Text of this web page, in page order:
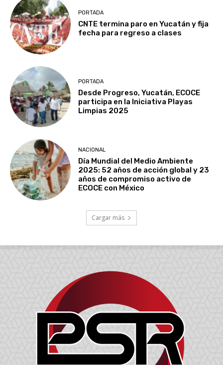
PORTADA
CNTE termina paro en Yucatán y fija
fecha para regreso a clases
PORTADA
Desde Progreso, Yucatán, ECOCE
participa en la Iniciativa Playas
Limpias 2025
NACIONAL
Día Mundial del Medio Ambiente
2025: 52 años de acción global y 23
años de compromiso activo de
ECOCE con México
Cargar más